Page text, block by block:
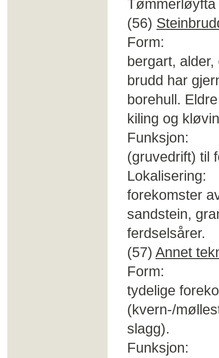
(56)
Form:
bergart,
brudd har
borehull.
kiling og
Funksjon:
(gruvedrift) til
Lokalisering:
forekomster
sandstein,
ferdselsårer.
(57) Annet
Form:
tydelige
(kvern-/
slagg).
Funksjon: